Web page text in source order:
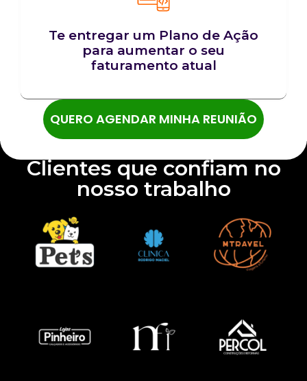
Te entregar um Plano de Ação
para aumentar o seu
faturamento atual
QUERO AGENDAR MINHA REUNIÃO
Clientes que confiam no
nosso trabalho